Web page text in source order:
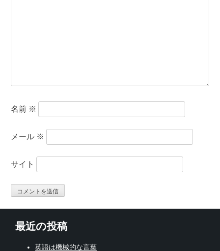
名前 ※
メール ※
サイト
最近の投稿
英語は機械的な言葉